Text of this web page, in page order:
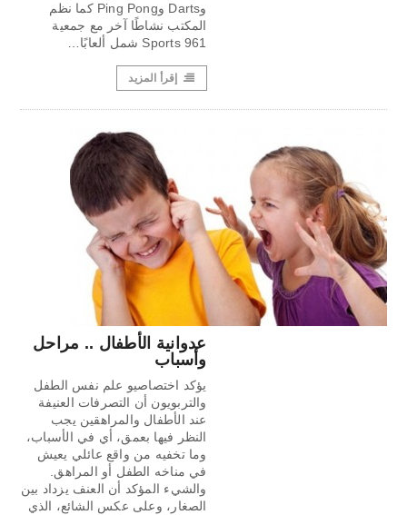
وDarts وPing Pong كما نظم
المكتب نشاطًا آخر مع جمعية
Sports 961 شمل ألعابًا…
إقرأ المزيد
عدوانية الأطفال .. مراحل
وأسباب
يؤكد اختصاصيو علم نفس الطفل
والتربويون أن التصرفات العنيفة
عند الأطفال والمراهقين يجب
النظر فيها بعمق، أي في الأسباب،
وما تخفيه من واقع عائلي يعيش
في مناخه الطفل أو المراهق.
والشيء المؤكد أن العنف يزداد بين
الصغار، وعلى عكس الشائع، الذي